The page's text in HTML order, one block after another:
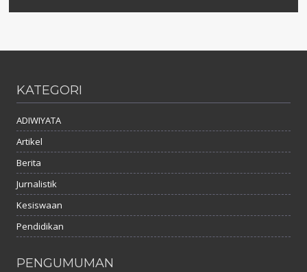
KATEGORI
ADIWIYATA
Artikel
Berita
Jurnalistik
Kesiswaan
Pendidikan
PENGUMUMAN